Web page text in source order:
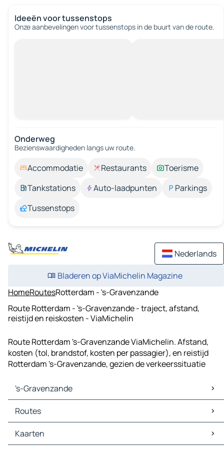
Ideeën voor tussenstops
Onze aanbevelingen voor tussenstops in de buurt van de route.
Onderweg
Bezienswaardigheden langs uw route.
Accommodatie Restaurants
Toerisme
Tankstations
Auto-laadpunten
Parkings
Tussenstops
Nederlands
Bladeren op ViaMichelin Magazine
HomeRoutesRotterdam - 's-Gravenzande
Route Rotterdam - 's-Gravenzande - traject, afstand,
reistijd en reiskosten - ViaMichelin
Route Rotterdam 's-Gravenzande ViaMichelin. Afstand,
kosten (tol, brandstof, kosten per passagier), en reistijd
Rotterdam 's-Gravenzande, gezien de verkeerssituatie
's-Gravenzande
's-Gravenzande Kaarten
's-Gravenzande Verkeer
's-Gravenzande Hotels
's-Gravenzande Restaurants
Routes
Routes 's-Gravenzande - 's-Gravenhage
Routes 's-Gravenzande - Naaldwijk
Kaarten